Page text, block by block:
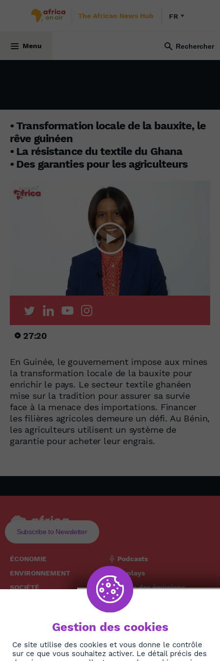
The African News Hub FR
Menu
• Transformation locale de la bauxite, le
rêve guinéen
• La résistance du textile du Ghana
• Des garanties pour les agriculteurs
27:20
En Guinée, le gouvernement impose aux mines
la transformation locale de la bauxite pour
enrichir le pays. Le secteur textile ghanéen
mise sur la tradition pour assurer sa survie
face à la menace des importations. Financer
les filières agricoles demeure un défi. Au Bénin,
les agriculteurs utilisent un système de
garantie pour acheter leur engrais.
Subscribe to Newsletter
ÉCONOMIE
ENVIRONNEMENT
SOCIÉTÉ
DIASPORA
REJOIGNEZ-NOUS
Podcasts
Replays
Grille des émissions
The African
News Hub
Gestion des cookies
Ce site utilise des cookies et vous donne le contrôle
sur ce que vous souhaitez activer. Le détail précis des